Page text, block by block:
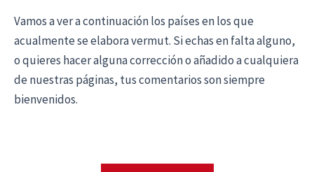
Vamos a ver a continuación los países en los que
acualmente se elabora vermut. Si echas en falta alguno,
o quieres hacer alguna corrección o añadido a cualquiera
de nuestras páginas, tus comentarios son siempre
bienvenidos.